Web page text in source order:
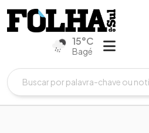
15°C
Bagé